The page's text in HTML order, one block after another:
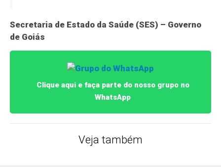
Secretaria de Estado da Saúde (SES) – Governo
de Goiás
Clique aqui e faça parte do nosso grupo no
WhatsApp
Veja também